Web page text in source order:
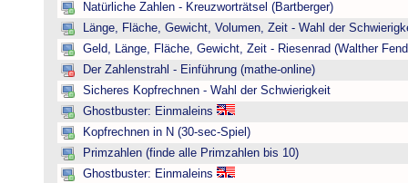
Natürliche Zahlen - Kreuzworträtsel (Bartberger)
Länge, Fläche, Gewicht, Volumen, Zeit - Wahl der
Geld, Länge, Fläche, Gewicht, Zeit - Riesenrad (Walther
Der Zahlenstrahl - Einführung (mathe-online)
Sicheres Kopfrechnen - Wahl der Schwierigkeit
Ghostbuster: Einmaleins
Kopfrechnen in N (30-sec-Spiel)
Primzahlen (finde alle Primzahlen bis 10)
Ghostbuster: Einmaleins